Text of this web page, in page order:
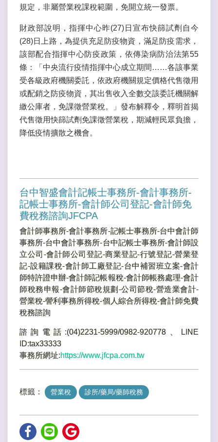
規定，非屬營業稅課稅範圍，免開立統一發票。
財政部說明，指揮中心昨(27)日宣布快篩試劑自今
(28)日上路，為提供充足防疫物資，滿足防疫需求，
該部配合指揮中心防疫政策，依傳染病防治法第55
條：「中央流行疫情指揮中心成立期間……各該事業
受各級政府機關委託，依政府機關規定價格代售徵用
或配銷之防疫物資，其出售收入全數交該委託機關解
繳公庫者，免課徵營業稅。」發布解釋令，釋明首揭
代售徵用快篩試劑免課徵營業稅，期減輕民眾負擔，
降低疫情擴散之機會。
台中智盛會計記帳士事務所-會計事務所-
記帳士事務所-會計師公司登記-會計師免
費稅務諮詢JFCPA
會計師事務所-會計事務所-記帳士事務所-台中會計師
事務所-台中會計事務所-台中記帳士事務所-會計師設
立公司-會計師公司登記-商業登記-行號登記-營業登
記-設籍課稅-會計師工廠登記-台中補習班立案-會計
師特許證申辦-會計師記帳報稅-會計師帳務處理-會計
師稅務申報-會計師節稅規劃-公司節稅-營造業會計-
營業稅-謍利事務所得稅-個人綜合所得稅-會計師免費
稅務諮詢
諮詢電話:(04)2231-5999/0982-920778、LINE
ID:tax33333
事務所網址:https://www.jfcpa.com.tw
標籤： 營業稅 診所/藥局/藥師稅務